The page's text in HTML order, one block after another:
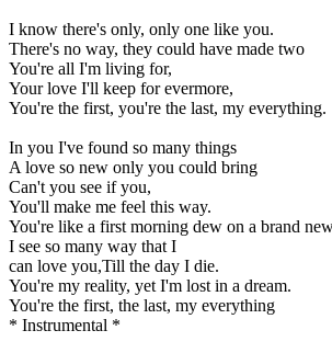
I know there's only, only one like you.
There's no way, they could have made two
You're all I'm living for,
Your love I'll keep for evermore,
You're the first, you're the last, my everything.
In you I've found so many things
A love so new only you could bring
Can't you see if you,
You'll make me feel this way.
You're like a first morning dew on a brand
I see so many way that I
can love you,Till the day I die.
You're my reality, yet I'm lost in a dream.
You're the first, the last, my everything
* Instrumental *